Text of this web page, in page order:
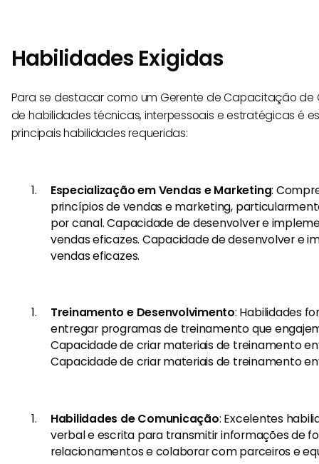
Habilidades Exigidas
Para se destacar como um Gerente de Capacitação de
de habilidades técnicas, interpessoais e estratégicas é
principais habilidades requeridas:
Especialização em Vendas e Marketing:
princípios de vendas e marketing,
por canal. Capacidade de desenvolver e
vendas eficazes. Capacidade de desenvolver e
vendas eficazes.
Treinamento e Desenvolvimento: Habilidades
entregar programas de treinamento que
Capacidade de criar materiais de treinamento
Capacidade de criar materiais de treinamento
Habilidades de Comunicação: Excelentes
verbal e escrita para transmitir informações de
relacionamentos e colaborar com parceiros e